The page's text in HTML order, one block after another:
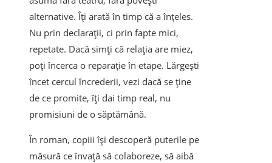
alternative. Îți arată în timp că a înțeles.
Nu prin declarații, ci prin fapte mici,
repetate. Dacă simți că relația are miez,
poți încerca o reparație în etape. Lărgești
încet cercul încrederii, vezi dacă se ține
de ce promite, îți dai timp real, nu
promisiuni de o săptămână.
În roman, copiii își descoperă puterile pe
măsură ce învață să colaboreze, să aibă